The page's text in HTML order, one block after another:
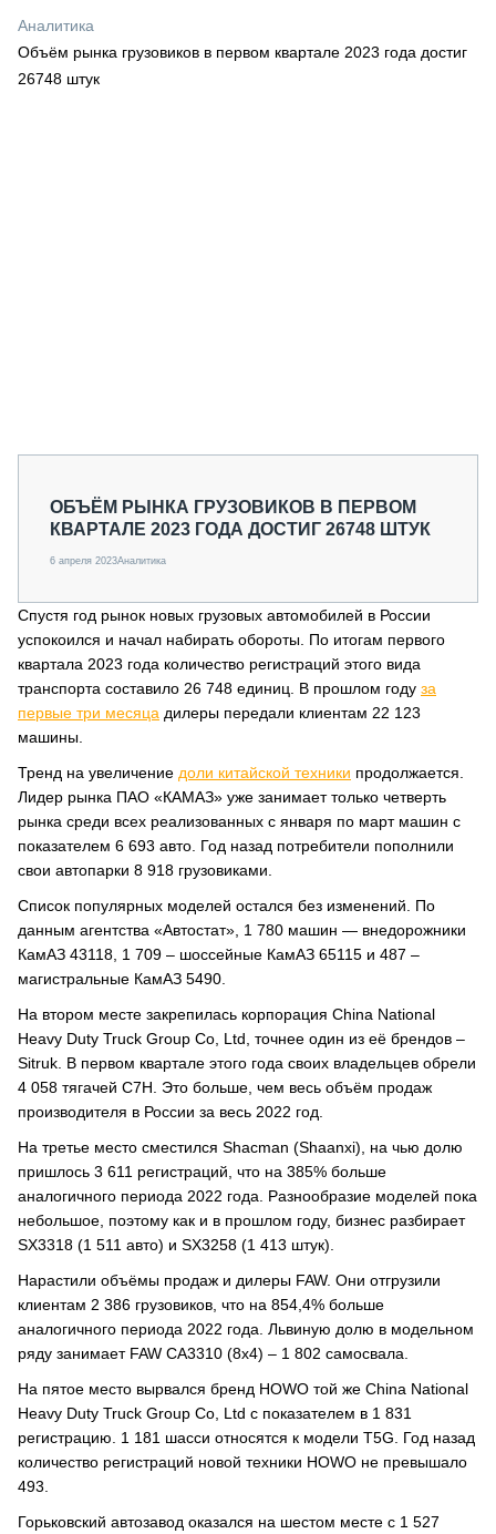
СПЕЦПРОЕКТЫ
МЕРОПРИЯТИЯ
Аналитика
Объём рынка грузовиков в первом квартале 2023 года достиг
26748 штук
ОБЪЁМ РЫНКА ГРУЗОВИКОВ В ПЕРВОМ
КВАРТАЛЕ 2023 ГОДА ДОСТИГ 26748 ШТУК
6 апреля 2023Аналитика
Спустя год рынок новых грузовых автомобилей в России
успокоился и начал набирать обороты. По итогам первого
квартала 2023 года количество регистраций этого вида
транспорта составило 26 748 единиц. В прошлом году за
первые три месяца дилеры передали клиентам 22 123
машины.
Тренд на увеличение доли китайской техники продолжается.
Лидер рынка ПАО «КАМАЗ» уже занимает только четверть
рынка среди всех реализованных с января по март машин с
показателем 6 693 авто. Год назад потребители пополнили
свои автопарки 8 918 грузовиками.
Список популярных моделей остался без изменений. По
данным агентства «Автостат», 1 780 машин — внедорожники
КамАЗ 43118, 1 709 – шоссейные КамАЗ 65115 и 487 –
магистральные КамАЗ 5490.
На втором месте закрепилась корпорация China National
Heavy Duty Truck Group Co, Ltd, точнее один из её брендов –
Sitruk. В первом квартале этого года своих владельцев обрели
4 058 тягачей C7H. Это больше, чем весь объём продаж
производителя в России за весь 2022 год.
На третье место сместился Shacman (Shaanxi), на чью долю
пришлось 3 611 регистраций, что на 385% больше
аналогичного периода 2022 года. Разнообразие моделей пока
небольшое, поэтому как и в прошлом году, бизнес разбирает
SX3318 (1 511 авто) и SX3258 (1 413 штук).
Нарастили объёмы продаж и дилеры FAW. Они отгрузили
клиентам 2 386 грузовиков, что на 854,4% больше
аналогичного периода 2022 года. Львиную долю в модельном
ряду занимает FAW CA3310 (8х4) – 1 802 самосвала.
На пятое место вырвался бренд HOWO той же China National
Heavy Duty Truck Group Co, Ltd с показателем в 1 831
регистрацию. 1 181 шасси относятся к модели T5G. Год назад
количество регистраций новой техники HOWO не превышало
493.
Горьковский автозавод оказался на шестом месте с 1 527